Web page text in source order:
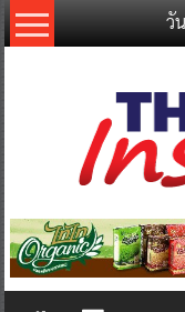
Skip
to
วั
Thailand